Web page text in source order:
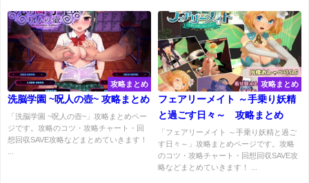
攻略まとめ
洗脳学園 ~呪人の壺~ 攻略まとめ
「洗脳学園 ~呪人の壺~」攻略まとめペー
ジです。攻略のコツ・攻略チャート・回
想回収SAVE攻略などまとめていきます！
攻略まとめ
フェアリーメイト ～手乗り妖精
と過ごす日々～ 攻略まとめ
「フェアリーメイト ～手乗り妖精と過ご
す日々～」攻略まとめページです。攻略
のコツ・攻略チャート・回想回収SAVE攻
略などまとめていきます！ ...